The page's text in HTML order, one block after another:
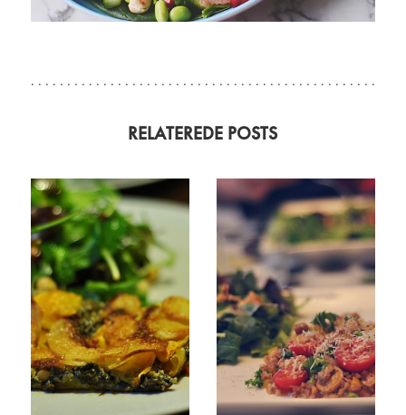
RELATEREDE POSTS